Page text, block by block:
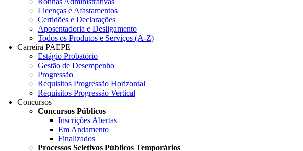
Licenças e Afastamentos
Certidões e Declarações
Aposentadoria e Desligamento
Todos os Produtos e Serviços (A-Z)
Carreira PAEPE
Estágio Probatório
Gestão de Desempenho
Progressão
Requisitos Progressão Horizontal
Requisitos Progressão Vertical
Concursos
Concursos Públicos
Inscrições Abertas
Em Andamento
Finalizados
Processos Seletivos Públicos Temporários